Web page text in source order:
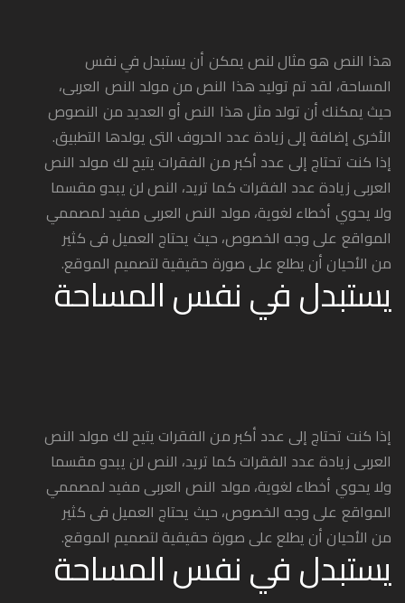
هذا النص هو مثال لنص يمكن أن يستبدل في نفس
المساحة، لقد تم توليد هذا النص من مولد النص العربى،
حيث يمكنك أن تولد مثل هذا النص أو العديد من النصوص
الأخرى إضافة إلى زيادة عدد الحروف التى يولدها التطبيق.
إذا كنت تحتاج إلى عدد أكبر من الفقرات يتيح لك مولد النص
العربى زيادة عدد الفقرات كما تريد، النص لن يبدو مقسما
ولا يحوي أخطاء لغوية، مولد النص العربى مفيد لمصممي
المواقع على وجه الخصوص، حيث يحتاج العميل فى كثير
من الأحيان أن يطلع على صورة حقيقية لتصميم الموقع.
يستبدل في نفس المساحة
إذا كنت تحتاج إلى عدد أكبر من الفقرات يتيح لك مولد النص
العربى زيادة عدد الفقرات كما تريد، النص لن يبدو مقسما
ولا يحوي أخطاء لغوية، مولد النص العربى مفيد لمصممي
المواقع على وجه الخصوص، حيث يحتاج العميل فى كثير
من الأحيان أن يطلع على صورة حقيقية لتصميم الموقع.
يستبدل في نفس المساحة